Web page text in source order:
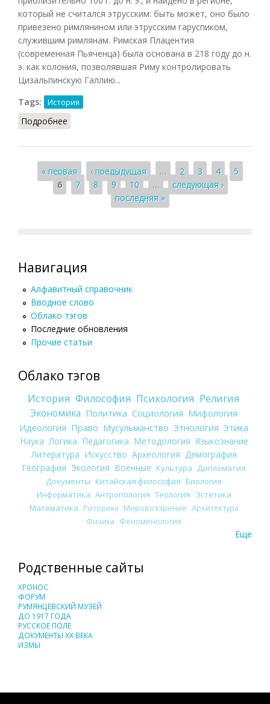
который не считался этрусским: быть может, оно было
привезено римлянином или этрусским гаруспиком,
служившим римлянам. Римская Плацентия
(современная Пьяченца) была основана в 218 году до н.
э. как колония, позволявшая Риму контролировать
Цизальпинскую Галлию...
Tags:
История
Подробнее
Страницы
« первая ‹ предыдущая … 2 3 4
5
6
7 8 9 10 …
следующая ›
последняя »
Навигация
Алфавитный справочник
Вводное слово
Облако тэгов
Последние обновления
Прочие статьи
Облако тэгов
История Философия Психология Религия
Экономика Политика Социология Мифология
Идеология Право Мусульманство Этнология Этика
Наука Логика Педагогика Методология Языкознание
Литература Искусство Археология Демография
География Экология Военные Культура Дипломатия
Документы Китайская философия Биология
Информатика Антропология Теология Эстетика
Математика Риторика Мировоззрение Архитектура
Физика Феноменология
Еще
Родственные сайты
ХРОНОС
ФОРУМ
РУМЯНЦЕВСКИЙ МУЗЕЙ
ДО 1917 ГОДА
РУССКОЕ ПОЛЕ
ДОКУМЕНТЫ XX ВЕКА
ИЗМЫ